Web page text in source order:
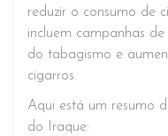
reduzir o consumo de
incluem campanhas
do tabagismo e
cigarros.
Aqui está um resumo
do Iraque: